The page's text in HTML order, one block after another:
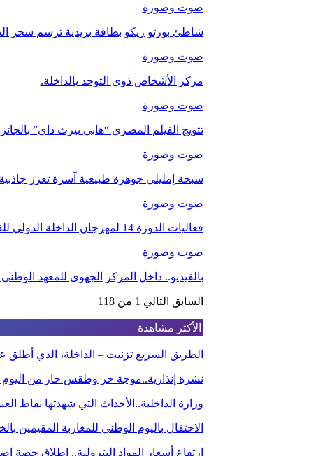
صوت وصورة
شاطئ بورتو ريكو بطاقة بريدية ترسم سحر
صوت وصورة
مركز الأشخاص ذوي التوحد بالداخلة.
صوت وصورة
تتويج الفيلم المصري “هابي بيرث داي”
صوت وصورة
سبخة إمليلي جوهرة طبيعية آسرة تعزز جاذبية
صوت وصورة
فعاليات الدورة 14 لمهرجان الداخلة الدولي للفيلم
صوت وصورة
بالفيديو.. داخل المركز الجهوي للمعهد
السابق التالي 1 من 118
الأكثر مشاهدة
الطريق السريع تزنيت – الداخلة، الذي
نشرة إنذارية..موجة حر وطقس حار من اليوم
وزارة الداخلية..الأحداث التي شهدتها نقاط
الاحتفال باليوم الوطني للمغاربة المقيمين
ارتفاع أسعار المواد البترولية.. إطلاق حصة